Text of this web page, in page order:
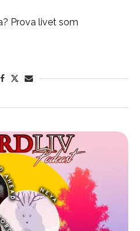
Prova livet som